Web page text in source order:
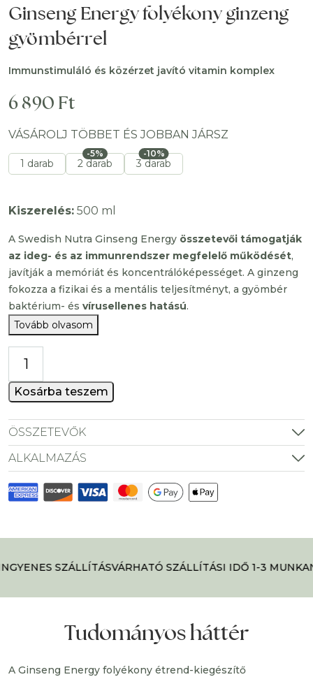
Ginseng Energy folyékony ginzeng
gyömbérrel
Immunstimuláló és közérzet javító vitamin komplex
6 890 Ft
VÁSÁROLJ TÖBBET ÉS JOBBAN JÁRSZ
1 darab 2 darab
-5%
3 darab
-10%
Kiszerelés: 500 ml
A Swedish Nutra Ginseng Energy összetevői támogatják
az ideg- és az immunrendszer megfelelő működését,
javítják a memóriát és koncentrálóképességet. A ginzeng
fokozza a fizikai és a mentális teljesítményt, a gyömbér
baktérium- és vírusellenes hatású.
Tovább olvasom
Energy
folyékony
ginzeng
gyömbérrel
mennyiség
Kosárba teszem
ÖSSZETEVŐK
ALKALMAZÁS
SZÁLLÍTÁSVÁRHATÓ SZÁLLÍTÁSI IDŐ 1-3
Tudományos háttér
A Ginseng Energy folyékony étrend-kiegészítő